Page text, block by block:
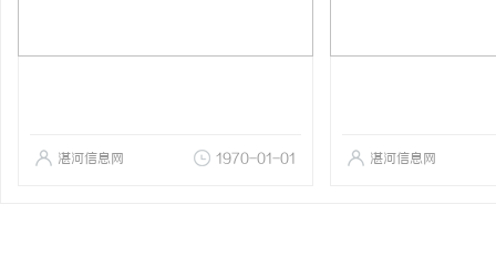
湛河信息网 1970-01-01 湛河信息网